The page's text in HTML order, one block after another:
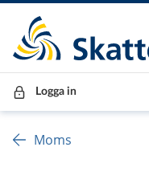
Till innehåll
Till navigationen
Till chattrobot
Logga in
Moms